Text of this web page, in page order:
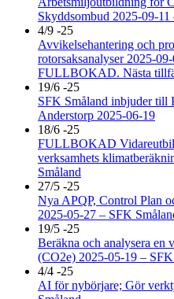
Skyddsombud 2025-09-
4/9 -25
Avvikelsehantering och
rotorsaksanalyser 2025-
FULLBOKAD. Nästa
19/6 -25
SFK Småland inbjuder
Anderstorp 2025-06-19
18/6 -25
FULLBOKAD
verksamhets
Småland
27/5 -25
Nya APQP, Control Plan
2025-05-27 – SFK
19/5 -25
Beräkna och analysera en
(CO2e) 2025-05-19 –
4/4 -25
AI för nybörjare; Gör